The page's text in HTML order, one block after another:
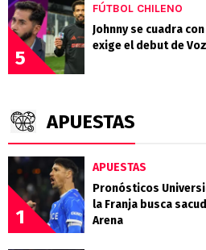
5
FÚTBOL CHILENO
Johnny se cuadra
exige el debut de
APUESTAS
1
APUESTAS
Pronósticos
la Franja busca
Arena